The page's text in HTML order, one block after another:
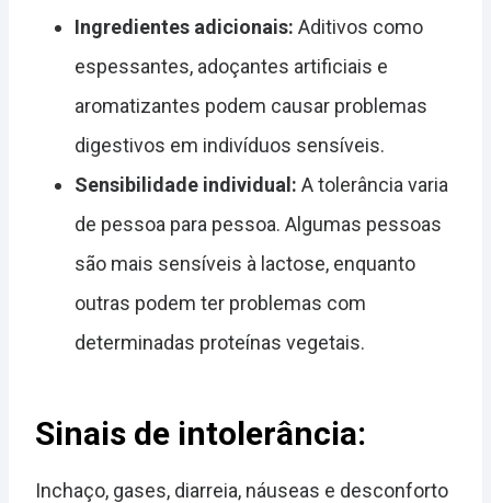
Ingredientes adicionais: Aditivos como
espessantes, adoçantes artificiais e
aromatizantes podem causar problemas
digestivos em indivíduos sensíveis.
Sensibilidade individual: A tolerância varia
de pessoa para pessoa. Algumas pessoas
são mais sensíveis à lactose, enquanto
outras podem ter problemas com
determinadas proteínas vegetais.
Sinais de intolerância:
Inchaço, gases, diarreia, náuseas e desconforto